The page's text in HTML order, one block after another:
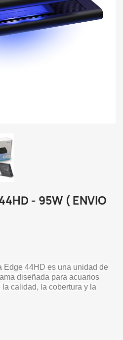
- 95W ( ENVIO
Edge 44HD es una unidad de
diseñada para acuarios
calidad, la cobertura y la